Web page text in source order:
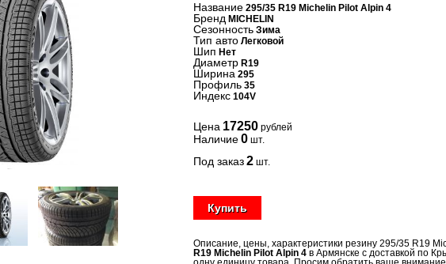
Название 295/35 R19 Michelin Pilot Alpin 4
Бренд MICHELIN
Сезонность Зима
Тип авто Легковой
Шип Нет
Диаметр R19
Ширина 295
Профиль 35
Индекс 104V
Цена 17250 рублей
Наличие0 шт.
Под заказ2 шт.
Купить
Описание, цены, характеристики резину 295/35 R19
R19 Michelin Pilot Alpin 4 в Армянске с доставкой по